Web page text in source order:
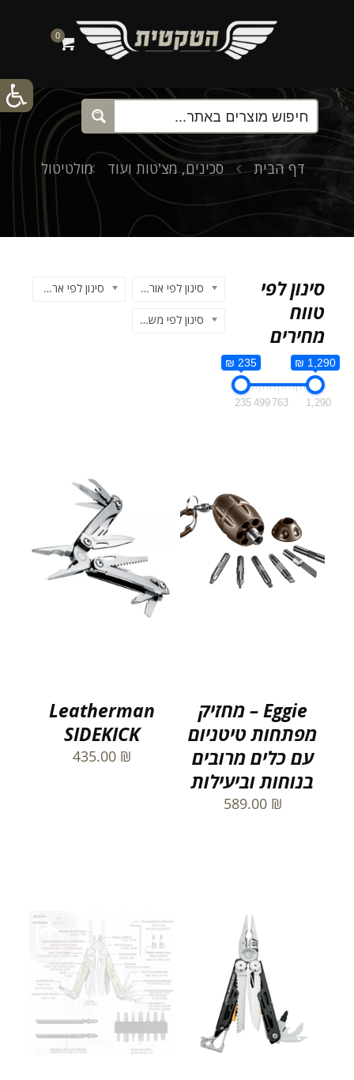
0
דף הבית סכינים, מצ'טות ועוד מולטיטול
סינון לפי
טווח
מחירים
235 ₪ 1,290 ₪
235 499 763 1,290
סינון לפי אורך כולל סינון לפי ארץ הייצור
סינון לפי משקל
Eggie – מחזיק
מפתחות טיטניום
עם כלים מרובים
בנוחות וביעילות
589.00 ₪
Leatherman
SIDEKICK
435.00 ₪